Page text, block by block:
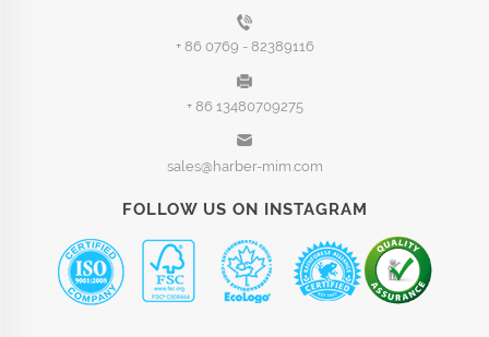
+ 86 0769 - 82389116
+ 86 13480709275
sales@harber-mim.com
FOLLOW US ON INSTAGRAM